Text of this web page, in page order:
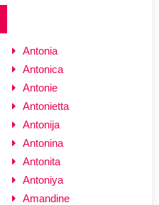
Antonia
Antonica
Antonie
Antonietta
Antonija
Antonina
Antonita
Antoniya
Amandine